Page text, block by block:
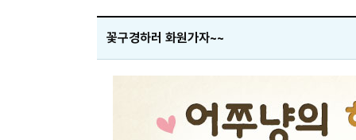
꽃구경하러 화원가자~~